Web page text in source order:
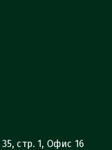
стр. 1, Офис 16